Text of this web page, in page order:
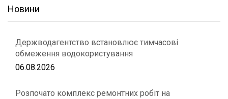
Новини
Держводагентство встановлює тимчасові
обмеження водокористування
06.08.2026
Розпочато комплекс ремонтних робіт на